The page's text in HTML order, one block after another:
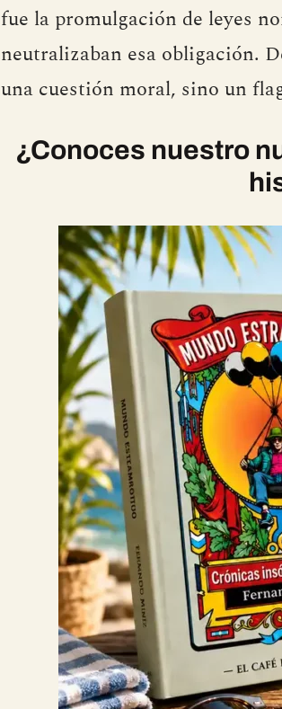
fue la promulgación de leyes
neutralizaban esa obligación.
una cuestión moral, sino un
¿Conoces nuestro